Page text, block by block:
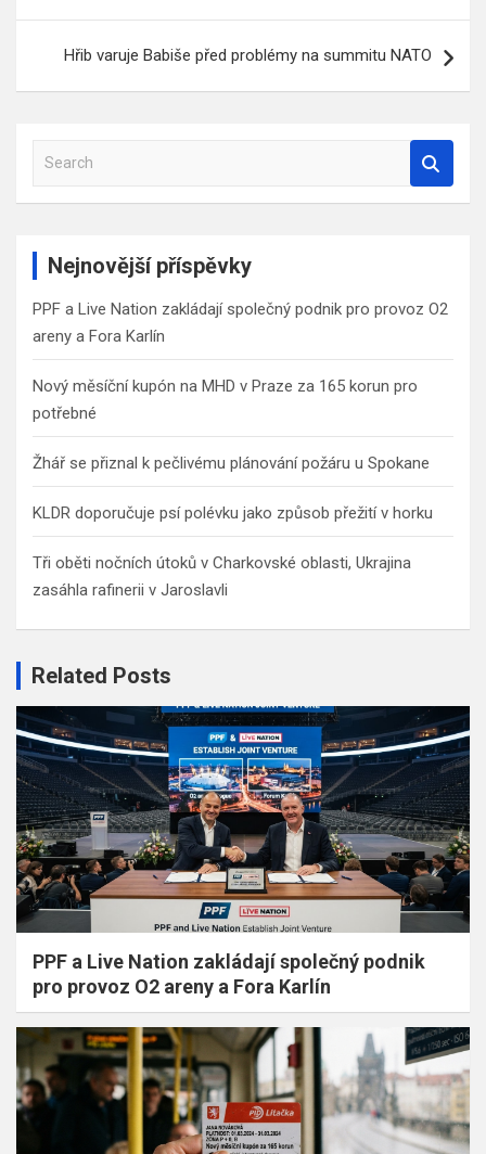
Hřib varuje Babiše před problémy na summitu NATO
a
Nejnovější příspěvky
PPF a Live Nation zakládají společný podnik pro provoz O2
areny a Fora Karlín
Nový měsíční kupón na MHD v Praze za 165 korun pro
potřebné
Žhář se přiznal k pečlivému plánování požáru u Spokane
KLDR doporučuje psí polévku jako způsob přežití v horku
Tři oběti nočních útoků v Charkovské oblasti, Ukrajina
zasáhla rafinerii v Jaroslavli
Related Posts
PPF a Live Nation zakládají společný podnik
pro provoz O2 areny a Fora Karlín